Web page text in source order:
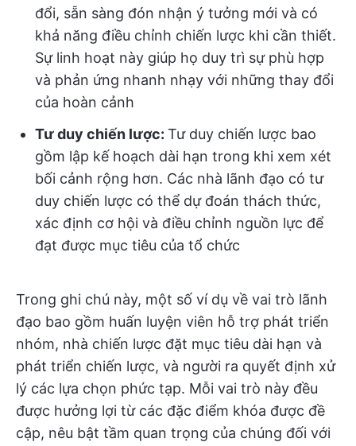
đổi, sẵn sàng đón nhận ý tưởng mới và có
khả năng điều chỉnh chiến lược khi cần thiết.
Sự linh hoạt này giúp họ duy trì sự phù hợp
và phản ứng nhanh nhạy với những thay đổi
của hoàn cảnh
Tư duy chiến lược: Tư duy chiến lược bao
gồm lập kế hoạch dài hạn trong khi xem xét
bối cảnh rộng hơn. Các nhà lãnh đạo có tư
duy chiến lược có thể dự đoán thách thức,
xác định cơ hội và điều chỉnh nguồn lực để
đạt được mục tiêu của tổ chức
Trong ghi chú này, một số ví dụ về vai trò lãnh
đạo bao gồm huấn luyện viên hỗ trợ phát triển
nhóm, nhà chiến lược đặt mục tiêu dài hạn và
phát triển chiến lược, và người ra quyết định xử
lý các lựa chọn phức tạp. Mỗi vai trò này đều
được hưởng lợi từ các đặc điểm khóa được đề
cập, nêu bật tầm quan trọng của chúng đối với